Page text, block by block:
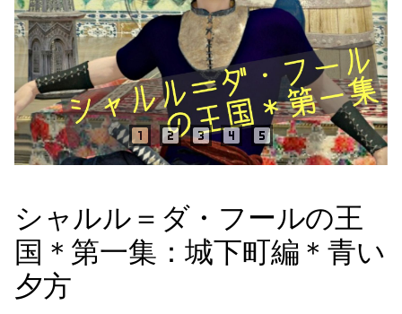
シャルル＝ダ・フールの王
国＊第一集：城下町編＊青い
夕方